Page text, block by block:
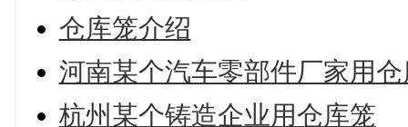
仓库笼介绍
河南某个汽车零部件厂家用
杭州某个铸造企业用仓库笼